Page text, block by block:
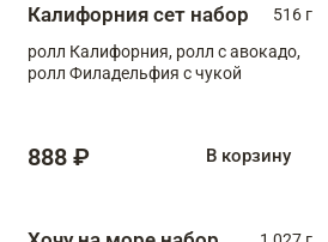
Калифорния сет набор
516 г
ролл Калифорния, ролл с авокадо,
ролл Филадельфия с чукой
888 ₽ В корзину